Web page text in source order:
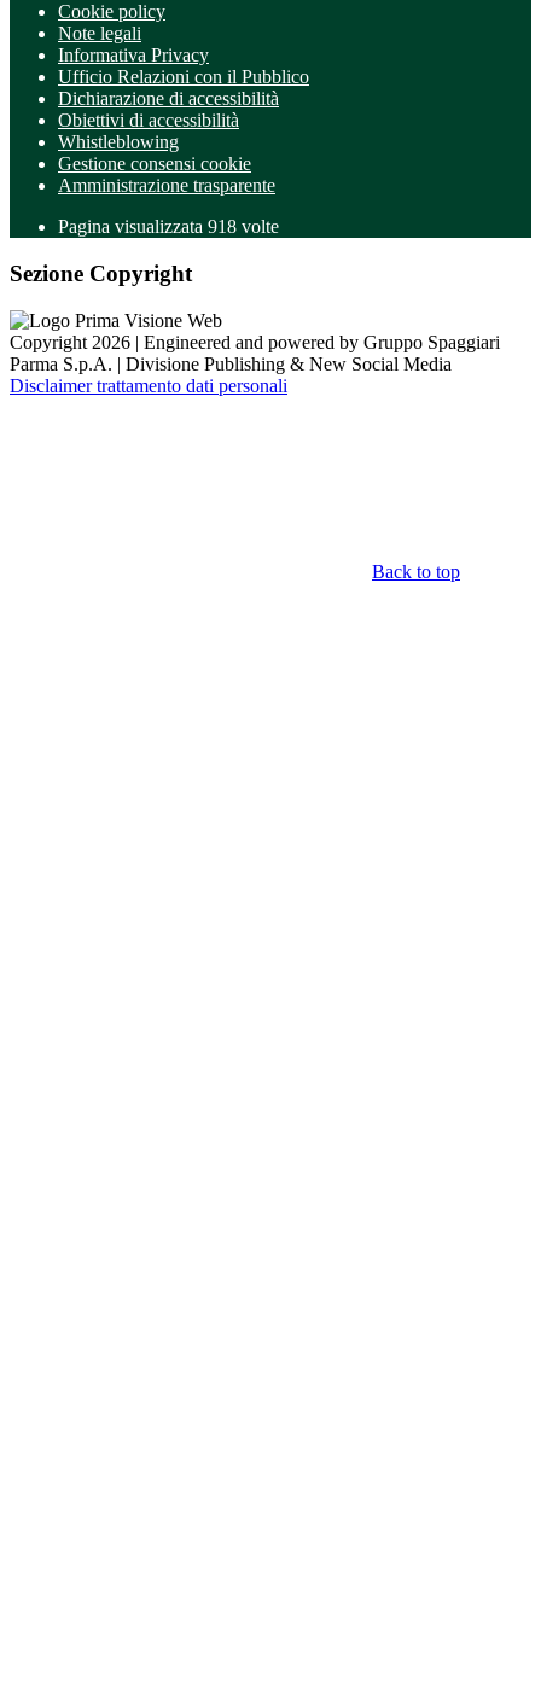
Cookie policy
Note legali
Informativa Privacy
Ufficio Relazioni con il Pubblico
Dichiarazione di accessibilità
Obiettivi di accessibilità
Whistleblowing
Gestione consensi cookie
Amministrazione trasparente
Pagina visualizzata 918 volte
Sezione Copyright
Copyright 2026 | Engineered and powered by Gruppo Spaggiari
Parma S.p.A. | Divisione Publishing & New Social Media
Disclaimer trattamento dati personali
Back to top